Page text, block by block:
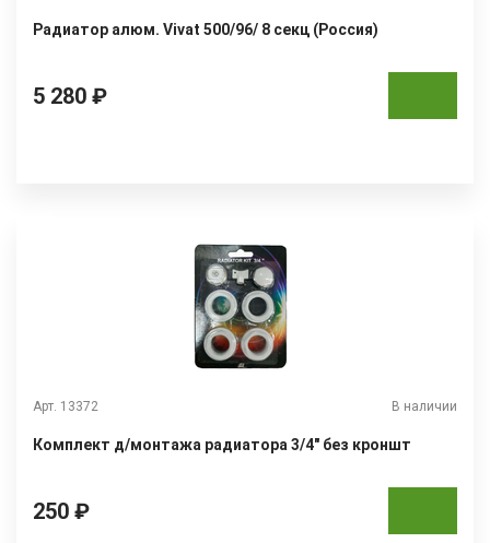
Радиатор алюм. Vivat 500/96/ 8 секц (Россия)
5 280 ₽
Арт. 13372 В наличии
Комплект д/монтажа радиатора 3/4" без кроншт
250 ₽